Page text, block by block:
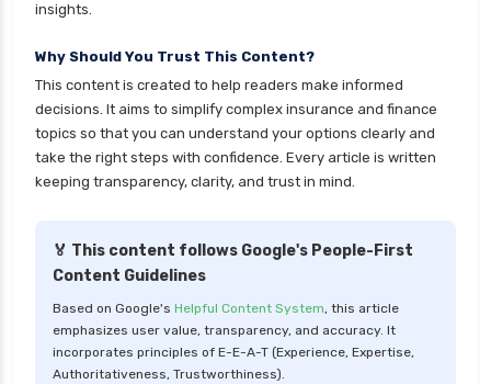
insights.
Why Should You Trust This Content?
This content is created to help readers make informed
decisions. It aims to simplify complex insurance and finance
topics so that you can understand your options clearly and
take the right steps with confidence. Every article is written
keeping transparency, clarity, and trust in mind.
🏅 This content follows Google's People-First
Content Guidelines
Based on Google's Helpful Content System, this article
emphasizes user value, transparency, and accuracy. It
incorporates principles of E-E-A-T (Experience, Expertise,
Authoritativeness, Trustworthiness).